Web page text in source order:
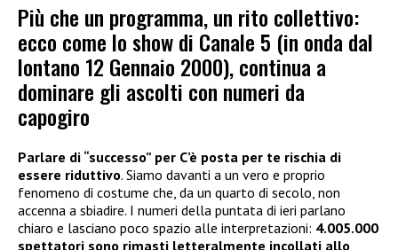
Più che un programma, un rito collettivo:
ecco come lo show di Canale 5 (in onda dal
lontano 12 Gennaio 2000), continua a
dominare gli ascolti con numeri da
capogiro
Parlare di “successo” per C’è posta per te rischia di
essere riduttivo. Siamo davanti a un vero e proprio
fenomeno di costume che, da un quarto di secolo, non
accenna a sbiadire. I numeri della puntata di ieri parlano
chiaro e lasciano poco spazio alle interpretazioni: 4.005.000
spettatori sono rimasti letteralmente incollati allo